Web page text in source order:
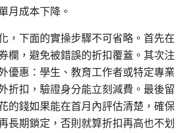
月成本下降。
，下面的實操步驟不可省略。首先在
欄，避免被錯誤的折扣覆蓋。其次注
優惠：學生、教育工作者或特定專業
折扣，驗證身分能立刻減費。最後留
的錢如果能在首月內評估清楚，確保
長期鎖定，否則就算折扣再高也不划